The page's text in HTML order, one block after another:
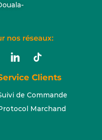
nos réseaux:
Clients
de Commande
Marchand